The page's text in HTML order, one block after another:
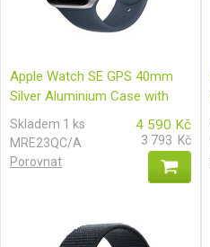
Apple Watch SE GPS 40mm
Silver Aluminium Case with
Storm Blue Sport Band - M/L
Skladem 1 ks
MRE23QC/A
Porovnat
4 590 Kč
3 793 Kč